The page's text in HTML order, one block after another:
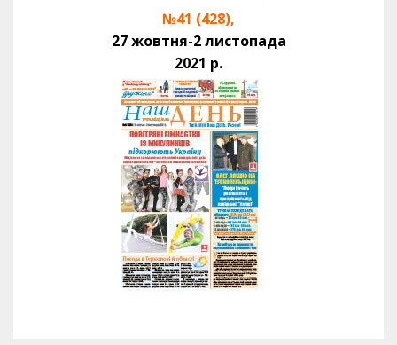
№41 (428),
27 жовтня-2 листопада
2021 р.